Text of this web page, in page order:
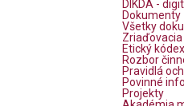
DIKDA -
Dokumenty
Všetky
Etický kódex
Rozbor
Pravidlá
Povinné
Projekty